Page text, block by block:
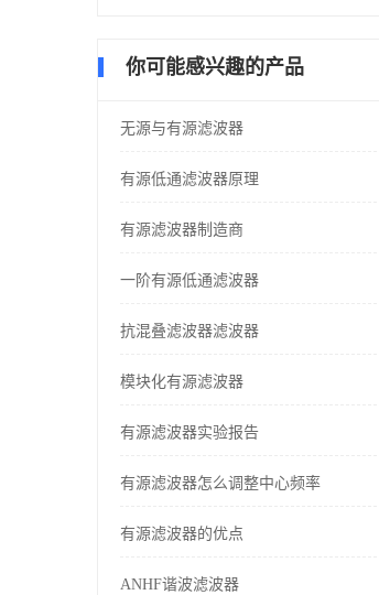
你可能感兴趣的产品
无源与有源滤波器
有源低通滤波器原理
有源滤波器制造商
一阶有源低通滤波器
抗混叠滤波器滤波器
模块化有源滤波器
有源滤波器实验报告
有源滤波器怎么调整中心频率
有源滤波器的优点
ANHF谐波滤波器